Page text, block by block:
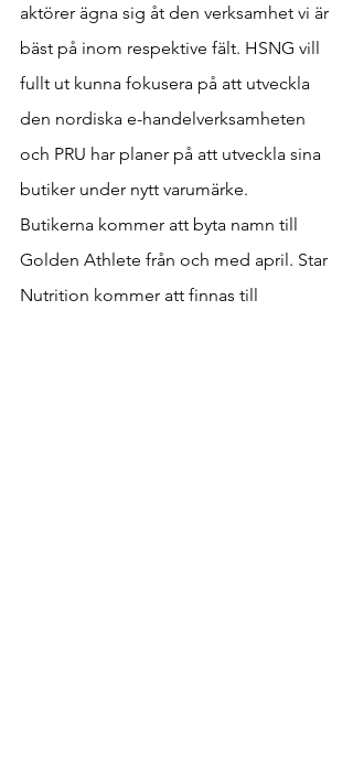
aktörer ägna sig åt den verksamhet vi är
bäst på inom respektive fält. HSNG vill
fullt ut kunna fokusera på att utveckla
den nordiska e-handelverksamheten
och PRU har planer på att utveckla sina
butiker under nytt varumärke.
Butikerna kommer att byta namn till
Golden Athlete från och med april. Star
Nutrition kommer att finnas till